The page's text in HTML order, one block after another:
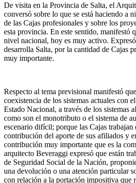
De visita en la Provincia de Salta, el
conversó sobre lo que se está haciendo a
de las Cajas profesionales y sobre los
esta provincia. En este sentido, manifestó
nivel nacional, hoy es muy activo.
desarrolla Salta, por la cantidad de Cajas
muy importante.
Respecto al tema previsional manifestó
coexistencia de los sistemas actuales con
Estado Nacional, a través de los sistemas
como son el monotributo o el sistema de
escenario difícil; porque las Cajas trabajan
contribución del aporte de sus afiliados y
contribución muy importante que es la
arquitecto Beveraggi expresó que están
de Seguridad Social de la Nación,
una devolución o una atención particular
con relación a la portación impositiva que